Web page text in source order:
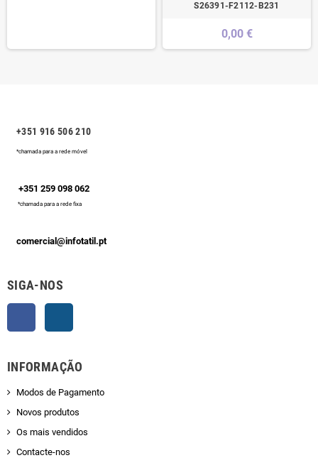
S26391-F2112-B231
0,00 €
+351 916 506 210
*chamada para a rede móvel
+351 259 098 062
*chamada para a rede fixa
comercial@infotatil.pt
SIGA-NOS
INFORMAÇÃO
Modos de Pagamento
Novos produtos
Os mais vendidos
Contacte-nos